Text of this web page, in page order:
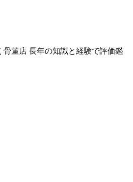
骨董店 長年の知識と経験で評価鑑